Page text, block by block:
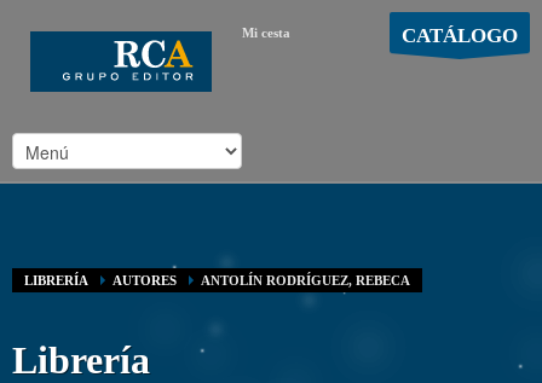
Mi cesta CATÁLOGO
LIBRERÍA AUTORES ANTOLÍN RODRÍGUEZ, REBECA
Librería